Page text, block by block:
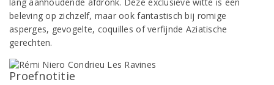
beleving op zichzelf, maar ook fantastisch bij romige
asperges, gevogelte, coquilles of verfijnde Aziatische
gerechten.
Proefnotitie